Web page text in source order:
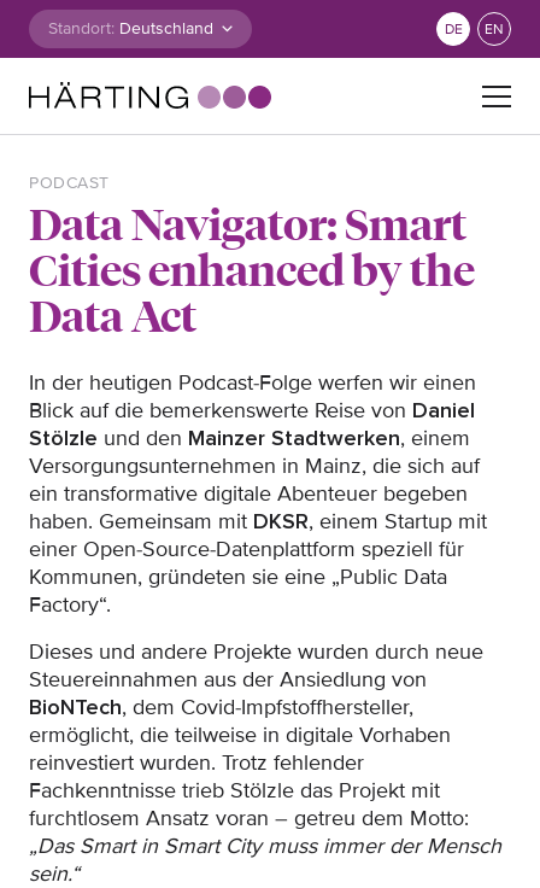
Zum Inhalt springen
Standort: DE EN
PODCAST
Data Navigator: Smart
Cities enhanced by the
Data Act
In der heutigen Podcast-Folge werfen wir einen
Blick auf die bemerkenswerte Reise von Daniel
Stölzle und den Mainzer Stadtwerken, einem
Versorgungsunternehmen in Mainz, die sich auf
ein transformative digitale Abenteuer begeben
haben. Gemeinsam mit DKSR, einem Startup mit
einer Open-Source-Datenplattform speziell für
Kommunen, gründeten sie eine „Public Data
Factory“.
Dieses und andere Projekte wurden durch neue
Steuereinnahmen aus der Ansiedlung von
BioNTech, dem Covid-Impfstoffhersteller,
ermöglicht, die teilweise in digitale Vorhaben
reinvestiert wurden. Trotz fehlender
Fachkenntnisse trieb Stölzle das Projekt mit
furchtlosem Ansatz voran – getreu dem Motto:
„Das Smart in Smart City muss immer der Mensch
sein.“